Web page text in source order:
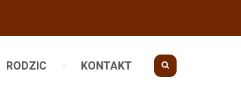
RODZIC KONTAKT